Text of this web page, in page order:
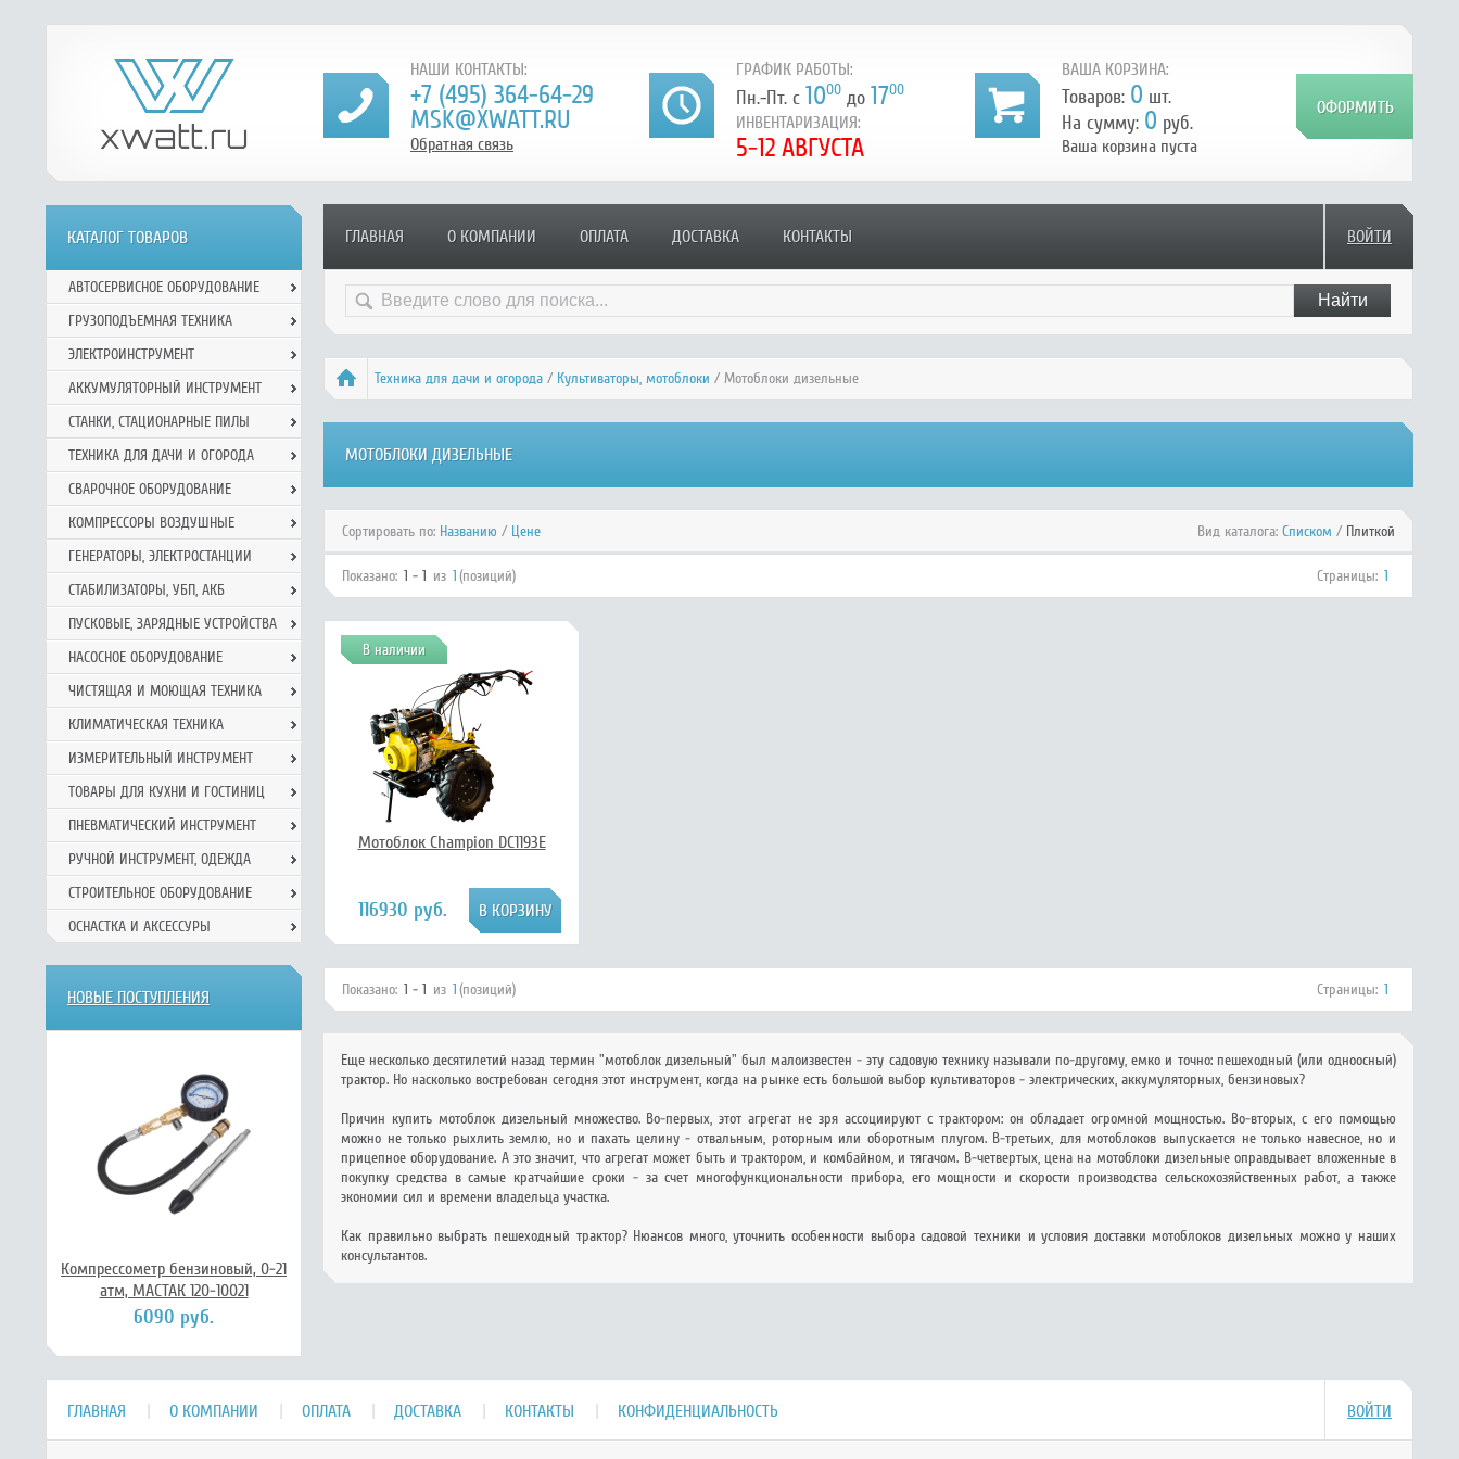
НАШИ КОНТАКТЫ:
+7 (495) 364-64-29
MSK@XWATT.RU
Обратная связь
ГРАФИК РАБОТЫ:
Пн.-Пт. с 1000 до 1700
ИНВЕНТАРИЗАЦИЯ:
5-12 АВГУСТА
ВАША КОРЗИНА:
Товаров: 0 шт.
На сумму: 0 руб.
Ваша корзина пуста
ГЛАВНАЯ О КОМПАНИИ ОПЛАТА ДОСТАВКА КОНТАКТЫ ВОЙТИ
Техника для дачи и огорода / Культиваторы, мотоблоки / Мотоблоки дизельные
МОТОБЛОКИ ДИЗЕЛЬНЫЕ
Сортировать по: Названию / Цене Вид каталога: Списком / Плиткой
Показано: 1 - 1 из 1(позиций) Страницы: 1
В наличии
Мотоблок Champion DC1193E
116930 руб.
Показано: 1 - 1 из 1(позиций) Страницы: 1
Еще несколько десятилетий назад термин "мотоблок дизельный" был малоизвестен - эту садовую технику называли по-другому, емко и точно: пешеходный (или одноосный)
трактор. Но насколько востребован сегодня этот инструмент, когда на рынке есть большой выбор культиваторов - электрических, аккумуляторных, бензиновых?
Причин купить мотоблок дизельный множество. Во-первых, этот агрегат не зря ассоциируют с трактором: он обладает огромной мощностью. Во-вторых, с его помощью
можно не только рыхлить землю, но и пахать целину - отвальным, роторным или оборотным плугом. В-третьих, для мотоблоков выпускается не только навесное, но и
прицепное оборудование. А это значит, что агрегат может быть и трактором, и комбайном, и тягачом. В-четвертых, цена на мотоблоки дизельные оправдывает вложенные в
покупку средства в самые кратчайшие сроки - за счет многофункциональности прибора, его мощности и скорости производства сельскохозяйственных работ, а также
экономии сил и времени владельца участка.
Как правильно выбрать пешеходный трактор? Нюансов много, уточнить особенности выбора садовой техники и условия доставки мотоблоков дизельных можно у наших
консультантов.
КАТАЛОГ ТОВАРОВ
АВТОСЕРВИСНОЕ ОБОРУДОВАНИЕ
ГРУЗОПОДЪЕМНАЯ ТЕХНИКА
ЭЛЕКТРОИНСТРУМЕНТ
АККУМУЛЯТОРНЫЙ ИНСТРУМЕНТ
СТАНКИ, СТАЦИОНАРНЫЕ ПИЛЫ
ТЕХНИКА ДЛЯ ДАЧИ И ОГОРОДА
СВАРОЧНОЕ ОБОРУДОВАНИЕ
КОМПРЕССОРЫ ВОЗДУШНЫЕ
ГЕНЕРАТОРЫ, ЭЛЕКТРОСТАНЦИИ
СТАБИЛИЗАТОРЫ, УБП, АКБ
ПУСКОВЫЕ, ЗАРЯДНЫЕ УСТРОЙСТВА
НАСОСНОЕ ОБОРУДОВАНИЕ
ЧИСТЯЩАЯ И МОЮЩАЯ ТЕХНИКА
КЛИМАТИЧЕСКАЯ ТЕХНИКА
ИЗМЕРИТЕЛЬНЫЙ ИНСТРУМЕНТ
ТОВАРЫ ДЛЯ КУХНИ И ГОСТИНИЦ
ПНЕВМАТИЧЕСКИЙ ИНСТРУМЕНТ
РУЧНОЙ ИНCТРУМЕНТ, ОДЕЖДА
СТРОИТЕЛЬНОЕ ОБОРУДОВАНИЕ
ОСНАСТКА И АКСЕССУРЫ
НОВЫЕ ПОСТУПЛЕНИЯ
Компрессометр бензиновый, 0-21
атм, МАСТАК 120-10021
6090 руб.
ГЛАВНАЯ О КОМПАНИИ ОПЛАТА ДОСТАВКА КОНТАКТЫ КОНФИДЕНЦИАЛЬНОСТЬ ВОЙТИ